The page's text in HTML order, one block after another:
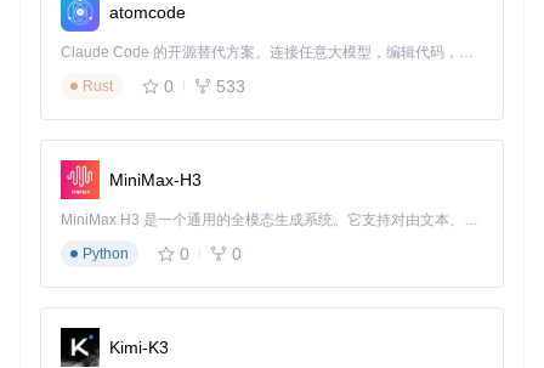
容量
率
间
4GB 68% 12分钟
所有UEFI设备+90%传统
BIOS
16G
89% 15分钟
32G
技术原理在于：大多数主板的启动固件对超过16GB的USB设
备存在兼容性问题，尤其是2015年前生产的设备。WindiskWri
ter的开发团队在测试了200+款主板后发现，8GB容量能平衡
空间需求和兼容性。
atomcode
Claude Code 的开源替代方案。连接任意大模型，编辑代码，运行命令，自动验证 — 全自动执行。用 Rust 构建，极致性能。 ｜ An open-source alternative to Claude Code. Connect any LLM, edit code, run commands, and verify changes — autonomously. Built in Rust for speed. Get Started
Rust
0 533
MiniMax-H3
MiniMax H3 是一个通用的全模态生成系统。它支持对由文本、图像、视频和音频组成的多模态上下文进行统一理解，并能生成分辨率高达 2K、时长可达 15 秒的带原生立体声音频的视频。得益于面向任务泛化的系统设计，H3 在预训练阶段就已具备广泛的多模态上下文理解与生成能力，能够出色地执行复杂的多模态指令。
Python
0 0
Kimi-K3